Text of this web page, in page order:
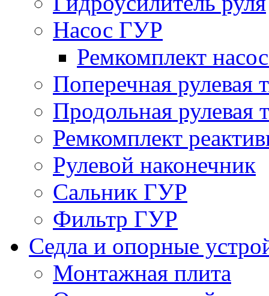
Насос ГУР
Ремкомплект
Поперечная рулевая
Продольная рулевая
Ремкомплект
Рулевой наконечник
Сальник ГУР
Фильтр ГУР
Седла и опорные
Монтажная плита